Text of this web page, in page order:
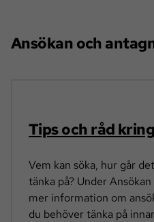
Ansökan och
Tips och råd
Vem kan söka, hur går
tänka på? Under
mer information om
du behöver tänka på